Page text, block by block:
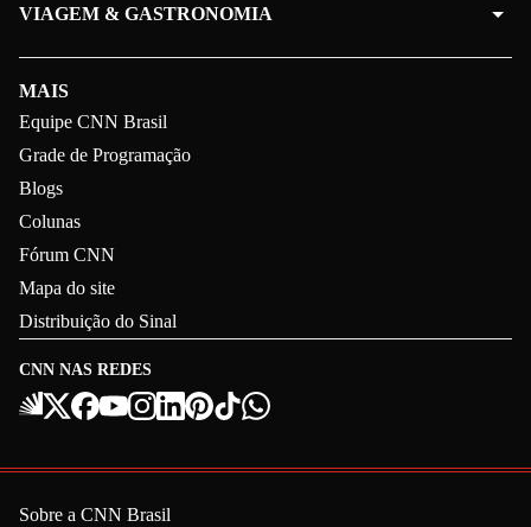
CNN NAS REDES
MAIS
Equipe CNN Brasil
Grade de Programação
Blogs
Colunas
Fórum CNN
Mapa do site
Distribuição do Sinal
VIAGEM & GASTRONOMIA
Sobre a CNN Brasil